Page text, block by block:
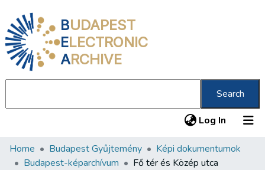
BUDAPEST
ELECTRONIC
ARCHIVE
Search
Log In (current)
Communities & Collections
Home Budapest Gyűjtemény
Képi dokumentumok
Budapest-képarchívum
Fő tér és Közép utca